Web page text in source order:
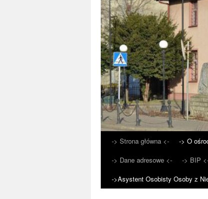
Przejdź
treści
-> Strona główna <- -> O
-> Dane adresowe <-
-> BIP
->Asystent Osobisty Osoby z